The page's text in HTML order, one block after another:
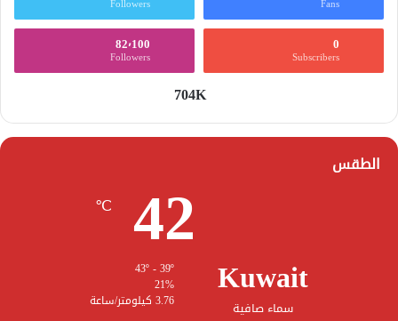
Fans
Followers
0
Subscribers
82٬100
Followers
704K
الطقس
Kuwait
سماء صافية
42
℃
21%
3.76 كيلومتر/ساعة